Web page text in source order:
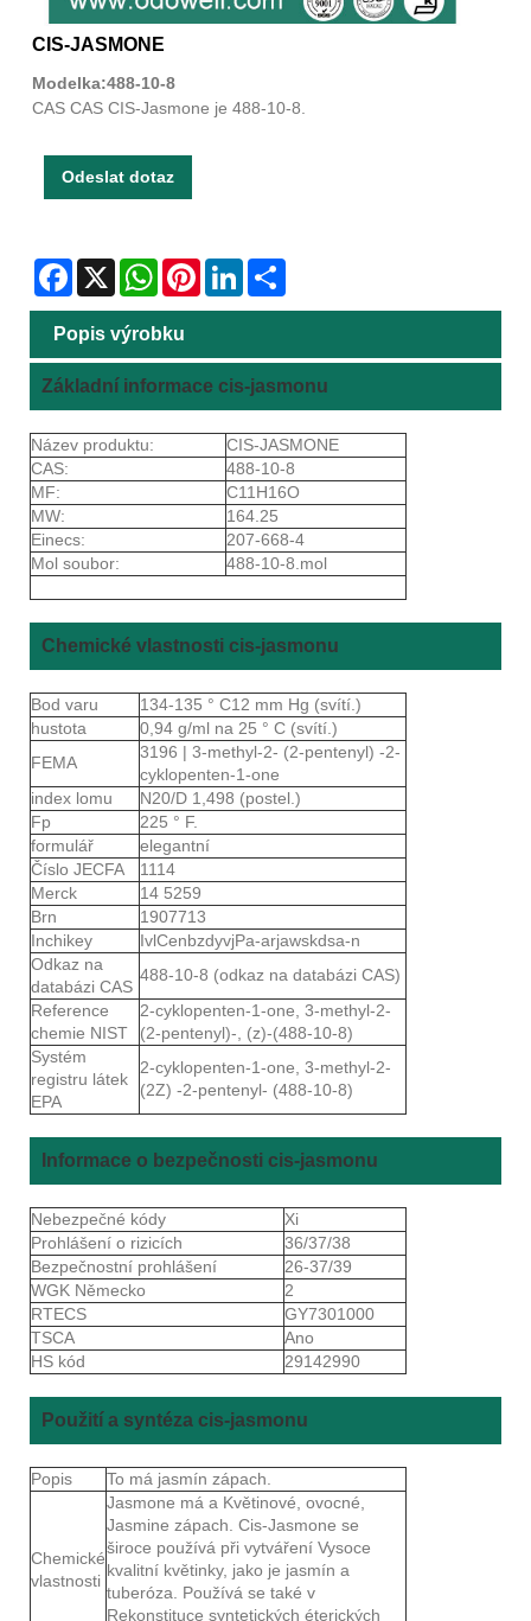
CIS-JASMONE
Modelka:488-10-8
CAS CAS CIS-Jasmone je 488-10-8.
Odeslat dotaz
Facebook
X WhatsAppPinterestLinkedIn
Popis výrobku
Základní informace cis-jasmonu
Název produktu:
CIS-JASMONE
CAS:
488-10-8
MF:
C11H16O
MW:
164.25
Einecs:
207-668-4
Mol soubor:
488-10-8.mol
Chemické vlastnosti cis-jasmonu
Bod varu
134-135 ° C12 mm Hg (svítí.)
hustota
0,94 g/ml na 25 ° C (svítí.)
FEMA
3196 | 3-methyl-2- (2-pentenyl) -2-
cyklopenten-1-one
index lomu
N20/D 1,498 (postel.)
Fp
225 ° F.
formulář
elegantní
Číslo JECFA
1114
Merck
14 5259
Brn
1907713
Inchikey
IvlCenbzdyvjPa-arjawskdsa-n
Odkaz na
databázi CAS
488-10-8 (odkaz na databázi CAS)
Reference
chemie NIST
2-cyklopenten-1-one, 3-methyl-2-
(2-pentenyl)-, (z)-(488-10-8)
Systém
registru látek
EPA
2-cyklopenten-1-one, 3-methyl-2-
(2Z) -2-pentenyl- (488-10-8)
Informace o bezpečnosti cis-jasmonu
Nebezpečné kódy
Xi
Prohlášení o rizicích
36/37/38
Bezpečnostní prohlášení
26-37/39
WGK Německo
2
RTECS
GY7301000
TSCA
Ano
HS kód
29142990
Použití a syntéza cis-jasmonu
Popis To má jasmín zápach.
Chemické
vlastnosti
Jasmone má a Květinové, ovocné,
Jasmine zápach. Cis-Jasmone se
široce používá při vytváření Vysoce
kvalitní květinky, jako je jasmín a
tuberóza. Používá se také v
Rekonstituce syntetických éterických